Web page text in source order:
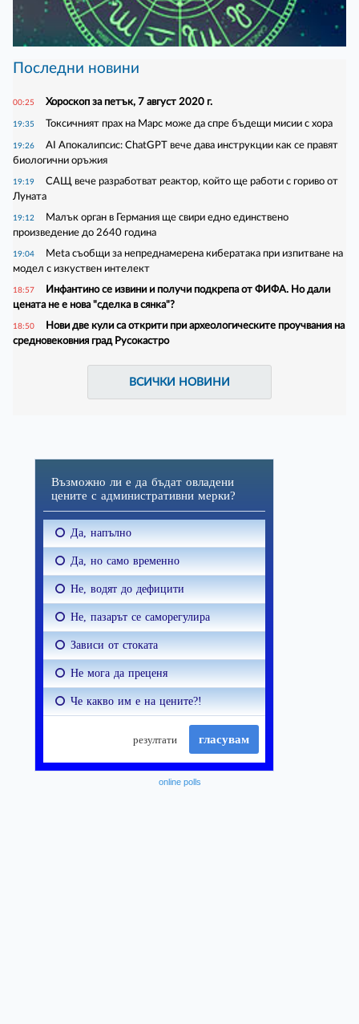
Последни новини
00:25 Хороскоп за петък, 7 август 2020 г.
19:35 Токсичният прах на Марс може да спре бъдещи мисии с хора
19:26
AI Апокалипсис: ChatGPT вече дава инструкции как се правят
биологични оръжия
19:19
САЩ вече разработват реактор, който ще работи с гориво от
Луната
19:12
Малък орган в Германия ще свири едно единствено
произведение до 2640 година
19:04
Meta съобщи за непреднамерена кибератака при изпитване на
модел с изкуствен интелект
18:57
Инфантино се извини и получи подкрепа от ФИФА. Но дали
цената не е нова "сделка в сянка"?
18:50
Нови две кули са открити при археологическите проучвания на
средновековния град Русокастро
ВСИЧКИ НОВИНИ
online polls